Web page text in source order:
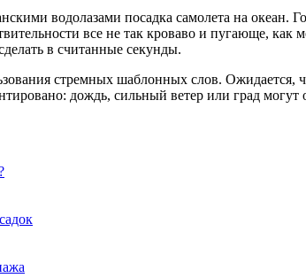
водолазами посадка самолета на океан.
все не так кроваво и пугающе, как
в считанные секунды.
стремных шаблонных слов.
дождь, сильный ветер или град могут